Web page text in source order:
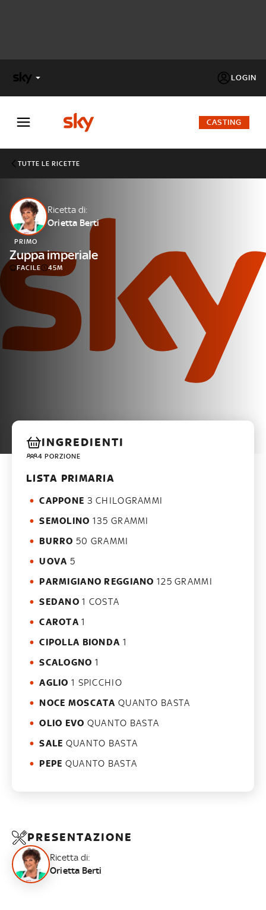
LOGIN
FACTOR
Cos’altro vedere:
PROGRAMMI SKY
Un mondo di offerte:
SKY.IT
NOW
CASTING
TUTTE LE RICETTE
Ricetta di:
Orietta Berti
PRIMO
Zuppa imperiale
FACILE 45M
INGREDIENTI
4 PORZIONE
LISTA PRIMARIA
CAPPONE 3 CHILOGRAMMI
SEMOLINO 135 GRAMMI
BURRO 50 GRAMMI
UOVA 5
PARMIGIANO REGGIANO 125 GRAMMI
SEDANO 1 COSTA
CAROTA 1
CIPOLLA BIONDA 1
SCALOGNO 1
AGLIO 1 SPICCHIO
NOCE MOSCATA QUANTO BASTA
OLIO EVO QUANTO BASTA
SALE QUANTO BASTA
PEPE QUANTO BASTA
PRESENTAZIONE
Ricetta di:
Orietta Berti